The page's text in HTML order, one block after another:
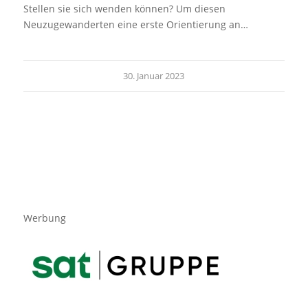
Stellen sie sich wenden können? Um diesen
Neuzugewanderten eine erste Orientierung an…
30. Januar 2023
Werbung